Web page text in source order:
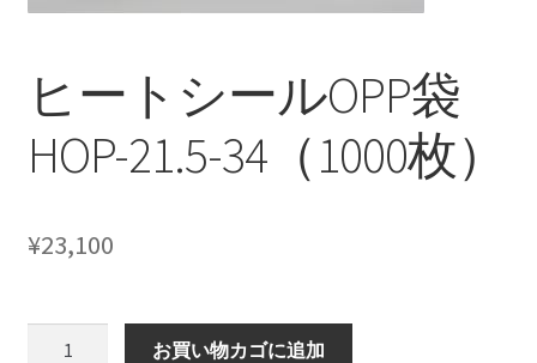
ヒートシールOPP袋
HOP-21.5-34（1000枚）
¥23,100
お買い物カゴに追加